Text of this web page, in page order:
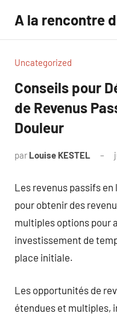
contenu
A la rencontre
Uncategorized
Conseils pour
de Revenus
Douleur
par Louise KESTEL
Les revenus passifs
pour obtenir des
multiples options pour
investissement de
place initiale.
Les opportunités de
étendues et multiples,